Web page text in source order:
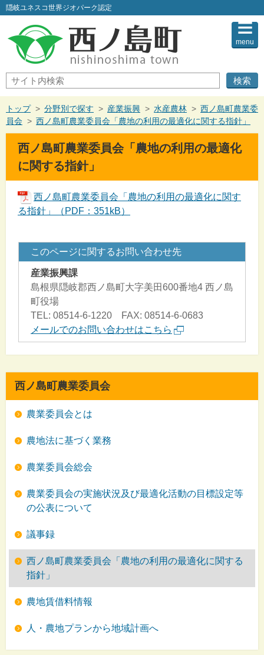
このページの本文へ
隠岐ユネスコ世界ジオパーク認定
サ
イ
ト
内
検
索
menu
現
在
の
トップ > 分野別で探す > 産業振興 > 水産農林 > 西ノ島町農業委
員会 > 西ノ島町農業委員会「農地の利用の最適化に関する指針」
西ノ島町農業委員会「農地の利用の最適化
に関する指針」
西ノ島町農業委員会「農地の利用の最適化に関す
る指針」（PDF：351kB）
このページに関するお問い合わせ先
産業振興課
島根県隠岐郡西ノ島町大字美田600番地4 西ノ島
町役場
TEL: 08514-6-1220 FAX: 08514-6-0683
メールでのお問い合わせはこちら
西ノ島町農業委員会
農業委員会とは
農地法に基づく業務
農業委員会総会
農業委員会の実施状況及び最適化活動の目標設定等
の公表について
議事録
西ノ島町農業委員会「農地の利用の最適化に関する
指針」
農地賃借料情報
人・農地プランから地域計画へ